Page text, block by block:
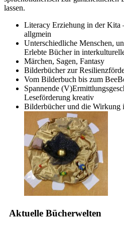
lassen.
Literacy Erziehung in der Kita
allgmein
Unterschiedliche Menschen,
Erlebte Bücher in
Märchen, Sagen, Fantasy
Bilderbücher zur
Vom Bilderbuch bis zum
Spannende
Leseförderung kreativ
Bilderbücher und die Wirkung
Aktuelle Bücherwelten